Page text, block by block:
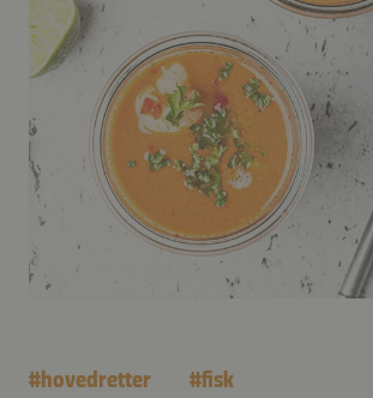
#hovedretter #fisk